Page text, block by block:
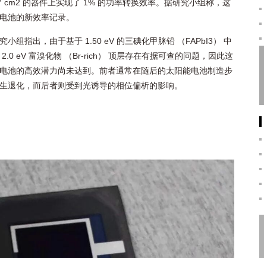
cm2 的器件上实现了 1% 的功率转换效率。据研究小组称，这
池的新效率记录。
小组指出，由于基于 1.50 eV 的三碘化甲脒铅 （FAPbI3） 中
2.0 eV 富溴化物 （Br-rich） 顶层存在有据可查的问题，因此这
池的高效潜力尚未达到。前者通常在随后的太阳能电池制造步
退化，而后者则受到光诱导的相位偏析的影响。